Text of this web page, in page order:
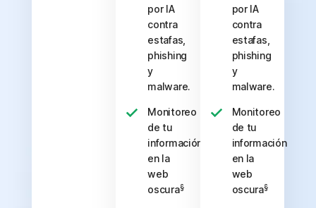
por IA
contra
estafas,
phishing
y
malware.
Monitoreo
de tu
información
en la
web
oscura§
por IA
contra
estafas,
phishing
y
malware.
Monitoreo
de tu
información
en la
web
oscura§